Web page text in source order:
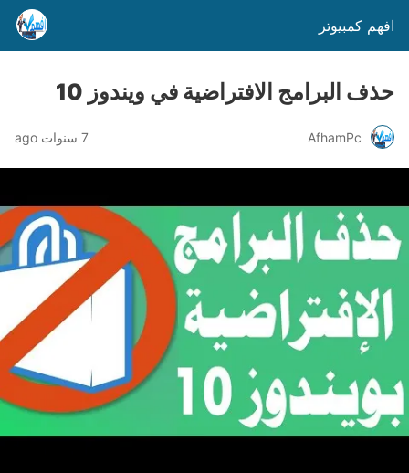
افهم كمبيوتر
حذف البرامج الافتراضية في ويندوز 10
AfhamPc 7 سنوات ago